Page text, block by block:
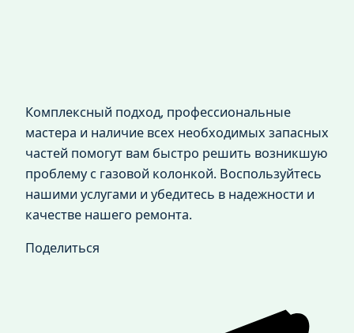
Комплексный подход, профессиональные
мастера и наличие всех необходимых запасных
частей помогут вам быстро решить возникшую
проблему с газовой колонкой. Воспользуйтесь
нашими услугами и убедитесь в надежности и
качестве нашего ремонта.
Поделиться